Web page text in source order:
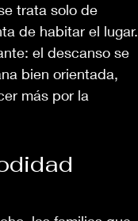
trata solo de
de habitar el lugar.
el descanso se
bien orientada,
más por la